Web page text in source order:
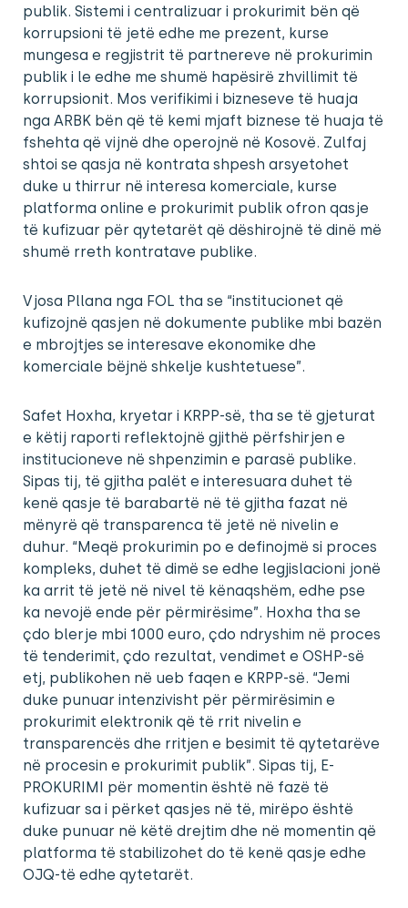
publik. Sistemi i centralizuar i prokurimit bën që
korrupsioni të jetë edhe me prezent, kurse
mungesa e regjistrit të partnereve në prokurimin
publik i le edhe me shumë hapësirë zhvillimit të
korrupsionit. Mos verifikimi i bizneseve të huaja
nga ARBK bën që të kemi mjaft biznese të huaja të
fshehta që vijnë dhe operojnë në Kosovë. Zulfaj
shtoi se qasja në kontrata shpesh arsyetohet
duke u thirrur në interesa komerciale, kurse
platforma online e prokurimit publik ofron qasje
të kufizuar për qytetarët që dëshirojnë të dinë më
shumë rreth kontratave publike.
Vjosa Pllana nga FOL tha se “institucionet që
kufizojnë qasjen në dokumente publike mbi bazën
e mbrojtjes se interesave ekonomike dhe
komerciale bëjnë shkelje kushtetuese”.
Safet Hoxha, kryetar i KRPP-së, tha se të gjeturat
e këtij raporti reflektojnë gjithë përfshirjen e
institucioneve në shpenzimin e parasë publike.
Sipas tij, të gjitha palët e interesuara duhet të
kenë qasje të barabartë në të gjitha fazat në
mënyrë që transparenca të jetë në nivelin e
duhur. “Meqë prokurimin po e definojmë si proces
kompleks, duhet të dimë se edhe legjislacioni jonë
ka arrit të jetë në nivel të kënaqshëm, edhe pse
ka nevojë ende për përmirësime”. Hoxha tha se
çdo blerje mbi 1000 euro, çdo ndryshim në proces
të tenderimit, çdo rezultat, vendimet e OSHP-së
etj, publikohen në ueb faqen e KRPP-së. “Jemi
duke punuar intenzivisht për përmirësimin e
prokurimit elektronik që të rrit nivelin e
transparencës dhe rritjen e besimit të qytetarëve
në procesin e prokurimit publik”. Sipas tij, E-
PROKURIMI për momentin është në fazë të
kufizuar sa i përket qasjes në të, mirëpo është
duke punuar në këtë drejtim dhe në momentin që
platforma të stabilizohet do të kenë qasje edhe
OJQ-të edhe qytetarët.